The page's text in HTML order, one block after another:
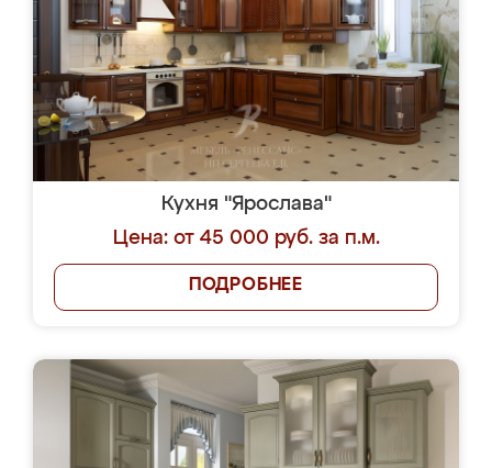
Кухня "Ярослава"
Цена: от 45 000 руб. за п.м.
ПОДРОБНЕЕ